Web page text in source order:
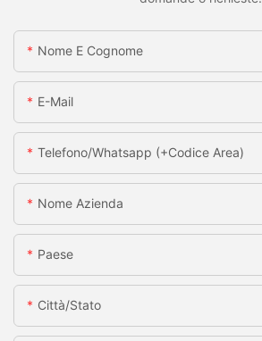
Nome E Cognome
E-Mail
Telefono/whatsapp (+codice Area)
Nome Azienda
Paese
Città/stato